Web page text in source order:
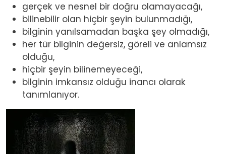
gerçek ve nesnel bir doğru olamayacağı,
bilinebilir olan hiçbir şeyin bulunmadığı,
bilginin yanılsamadan başka şey olmadığı,
her tür bilginin değersiz, göreli ve anlamsız
olduğu,
hiçbir şeyin bilinemeyeceği,
bilginin imkansız olduğu inancı olarak
tanımlanıyor.
Image